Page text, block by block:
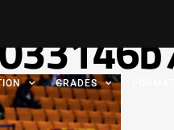
GRADES